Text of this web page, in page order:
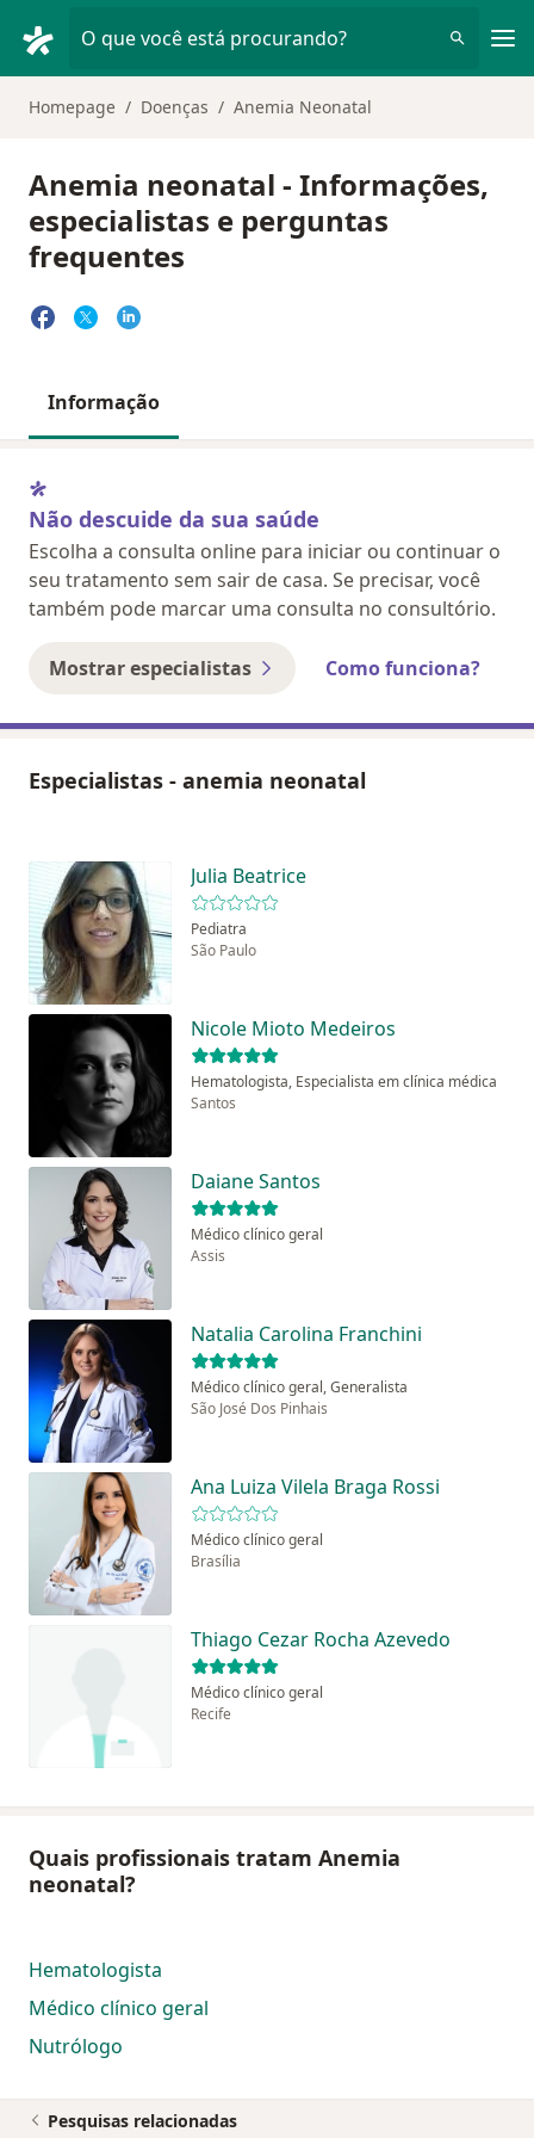
O que você está procurando?
Homepage Doenças Anemia Neonatal
Anemia neonatal - Informações,
especialistas e perguntas
frequentes
Informação
Não descuide da sua saúde
Escolha a consulta online para iniciar ou continuar o
seu tratamento sem sair de casa. Se precisar, você
também pode marcar uma consulta no consultório.
Mostrar especialistas Como funciona?
Especialistas - anemia neonatal
Julia Beatrice
Pediatra
São Paulo
Nicole Mioto Medeiros
Hematologista, Especialista em clínica médica
Santos
Daiane Santos
Médico clínico geral
Assis
Natalia Carolina Franchini
Médico clínico geral, Generalista
São José Dos Pinhais
Ana Luiza Vilela Braga Rossi
Médico clínico geral
Brasília
Thiago Cezar Rocha Azevedo
Médico clínico geral
Recife
Quais profissionais tratam Anemia
neonatal?
Hematologista
Médico clínico geral
Nutrólogo
Pesquisas relacionadas